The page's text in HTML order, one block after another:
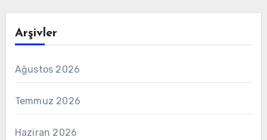
Arşivler
Ağustos 2026
Temmuz 2026
Haziran 2026